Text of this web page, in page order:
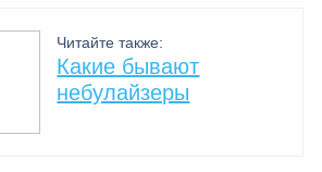
Читайте также:
Какие бывают
небулайзеры